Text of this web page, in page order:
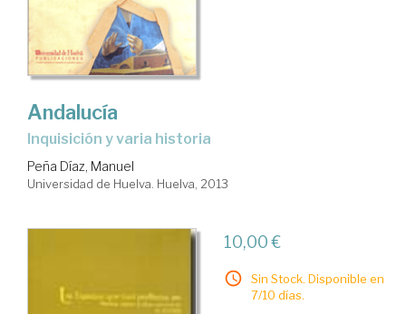
Andalucía
Inquisición y varia historia
Peña Díaz, Manuel
Universidad de Huelva. Huelva, 2013
10,00 €
Sin Stock. Disponible en
7/10 días.